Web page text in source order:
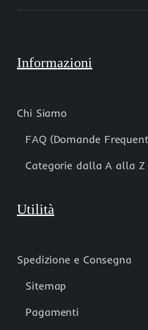
Informazioni
Chi Siamo
FAQ (Domande
Categorie dalla A alla Z
Utilità
Spedizione e Consegna
Sitemap
Pagamenti